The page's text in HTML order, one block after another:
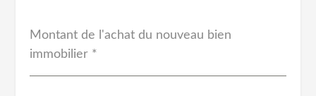
Montant de l'achat du nouveau bien
immobilier *